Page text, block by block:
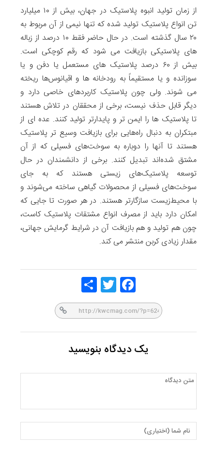
از زمان تولید انبوه پلاستیک در جهان، بیش از ۱۰ میلیارد
تن انواع پلاستیک تولید شده که تنها نیمی از آن مربوط به
۲۰ سال گذشته است. در حال حاضر فقط ۱۰ درصد از زباله
های پلاستیکی بازیافت می شود که رقم کوچکی است.
بیش از ۶۰ درصد پلاستیک های مستعمل یا دفن و یا
سوزانده و یا مستقیماً به رودخانه ها و اقیانوس‌ها ریخته
می شوند. ولی چون پلاستیک کاربردهای خاصی دارد و
دیگر قابل حذف نیست، برخی از محققان در تلاش هستند
تا پلاستیک ها را ایمن تر و پایدارتر تولید کنند. عده ای از
مبتکران به دنبال راه‌هایی برای بازیافت وسیع تر پلاستیک
هستند تا آنها را دوباره به سوخت‌های فسیلی که از آن
مشتق شده‌اند تبدیل کنند. برخی از دانشمندان در حال
توسعه پلاستیک‌های زیستی هستند که به جای
سوخت‌های فسیلی از محصولات گیاهی ساخته می‌شوند و
با محیط‌زیست سازگارتر هستند. در هر صورت تا جایی که
امکان دارد باید از مصرف انواع مشتقات پلاستیک کاست،
چون هم تولید و هم بازیافت آن در شرایط گرمایش جهانی،
مقدار زیادی کربن منتشر می کند.
Face
book
Twitt
er
یک دیدگاه بنویسید